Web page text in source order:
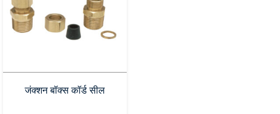
जंक्शन बॉक्स कॉर्ड सील